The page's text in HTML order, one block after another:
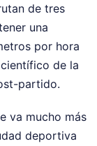
de tres
una
por hora
de la
partido.
va mucho más
deportiva